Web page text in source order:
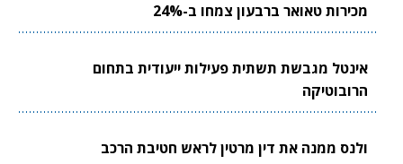
מכירות טאואר ברבעון צמחו ב-24%
אינטל מגבשת תשתית פעילות ייעודית בתחום
הרובוטיקה
ולנס ממנה את דין מרטין לראש חטיבת הרכב